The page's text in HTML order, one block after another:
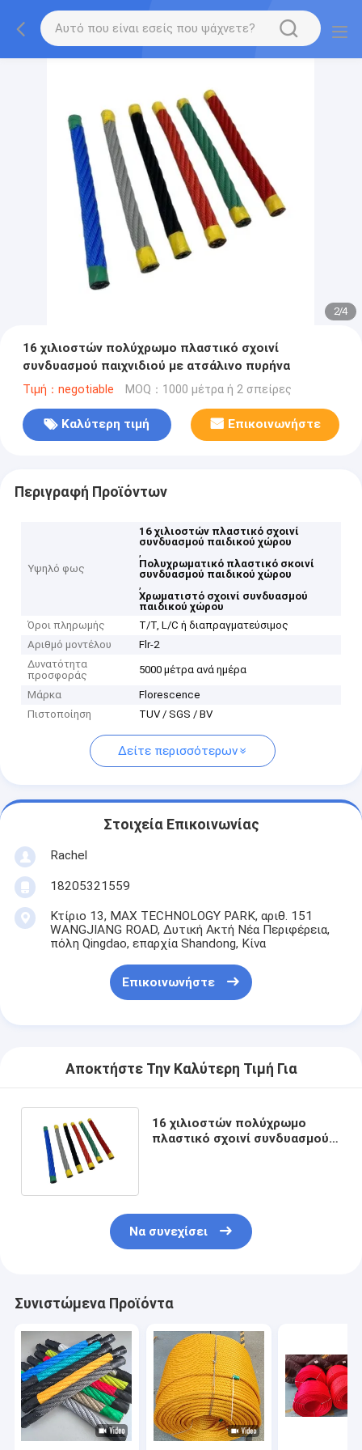
2/4
16 χιλιοστών πολύχρωμο πλαστικό σχοινί
συνδυασμού παιχνιδιού με ατσάλινο πυρήνα
Τιμή：negotiable MOQ：1000 μέτρα ή 2 σπείρες
Καλύτερη τιμή Επικοινωνήστε
Περιγραφή Προϊόντων
Υψηλό φως
16 χιλιοστών πλαστικό σχοινί
συνδυασμού παιδικού χώρου
,
Πολυχρωματικό πλαστικό σκοινί
συνδυασμού παιδικού χώρου
,
Χρωματιστό σχοινί συνδυασμού
παιδικού χώρου
Όροι πληρωμής
T/T, L/C ή διαπραγματεύσιμος
Αριθμό μοντέλου
Flr-2
Δυνατότητα
προσφοράς
5000 μέτρα ανά ημέρα
Μάρκα
Florescence
Πιστοποίηση
TUV / SGS / BV
Δείτε περισσότερων
Στοιχεία Επικοινωνίας
Rachel
18205321559
Κτίριο 13, MAX TECHNOLOGY PARK, αριθ. 151
WANGJIANG ROAD, Δυτική Ακτή Νέα Περιφέρεια,
πόλη Qingdao, επαρχία Shandong, Κίνα
Επικοινωνήστε
Αποκτήστε Την Καλύτερη Τιμή Για
16 χιλιοστών πολύχρωμο
πλαστικό σχοινί συνδυασμού
Να συνεχίσει
Συνιστώμενα Προϊόντα